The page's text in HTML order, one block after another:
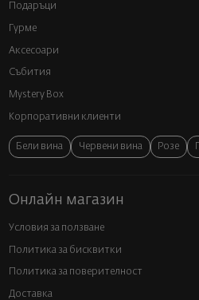
Подаръци
Гурме
Аксесоари
Събития
Mystery Box
Корпоративни клиенти
Бели вина Червени вина Розе
Онлайн магазин
Условия за ползване
Политика за бисквитки
Политика за поверителност
Доставка